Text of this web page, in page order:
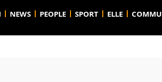
NEWS PEOPLE SPORT ELLE